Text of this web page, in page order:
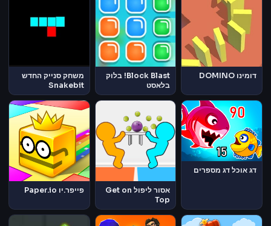
דומינו DOMINO
Block Blast! בלוק
בלאסט
משחק סנייק החדש
Snakebit
דג אוכל דג מספרים
אסור ליפול Get on
Top
פייפר.יו Paper.io